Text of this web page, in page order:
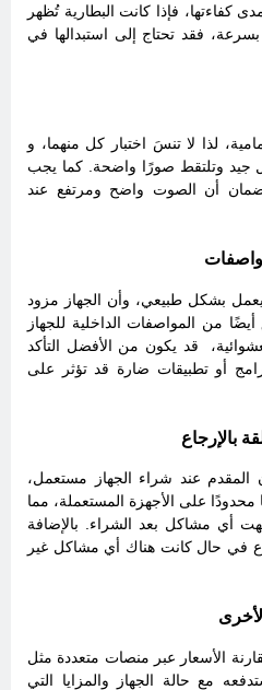
كفاءتها، فإذا كانت البطارية تُظهر
فقد تحتاج إلى استبدالها في
لذا لا تنسَ اختبار كل منهما، و
جيد وتلتقط صورًا واضحة. كما يجب
أن الصوت واضح ومرتفع عند
تأكد من أن نظام التشغيل iOS يعمل بشكل طبيعي، وأن الجهاز مزود
من المواصفات الداخلية للجهاز
قد يكون من الأفضل التأكد
أو تطبيقات ضارة قد تؤثر على
عند شراء الجهاز مستعمل،
محدودًا على الأجهزة المستعملة، مما
أي مشاكل بعد الشراء. بالإضافة
في حال كانت هناك أي مشاكل غير
الأسعار عبر منصات متعددة مثل
مع حالة الجهاز والمزايا التي